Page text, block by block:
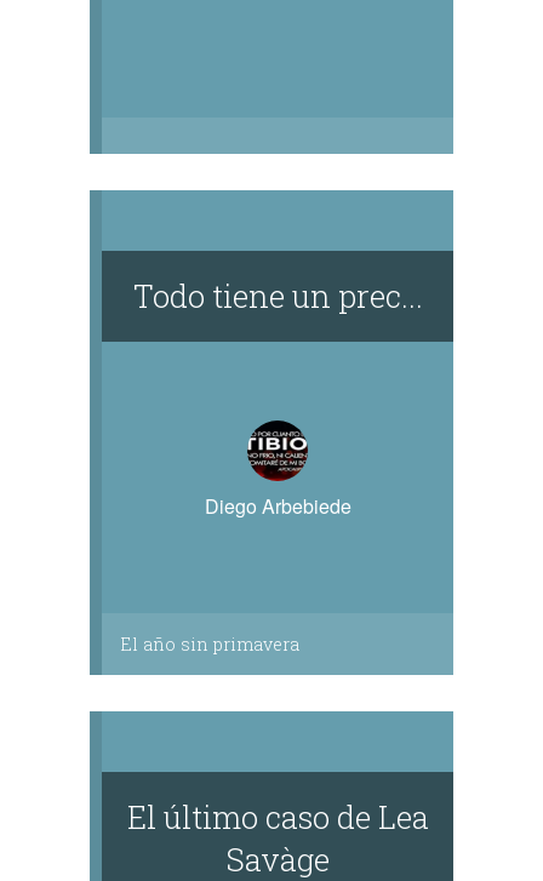
Todo tiene un prec...
Diego Arbebiede
El año sin primavera
El último caso de Lea
Savàge